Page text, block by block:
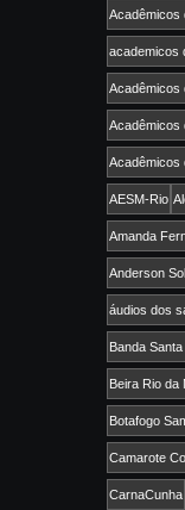
Acadêmicos
academicos
Acadêmicos
Acadêmicos
Acadêmicos
AESM-Rio
Amanda
Anderson
áudios dos
Banda
Beira Rio da
Botafogo
Camarote
CarnaCunha